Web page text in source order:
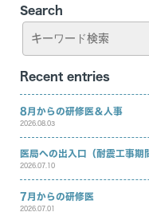
リンク
患者の方はこちら
Search
Recent entries
8月からの研修医＆人事
2026.08.03
医局への出入口（耐震工事期
2026.07.10
7月からの研修医
2026.07.01